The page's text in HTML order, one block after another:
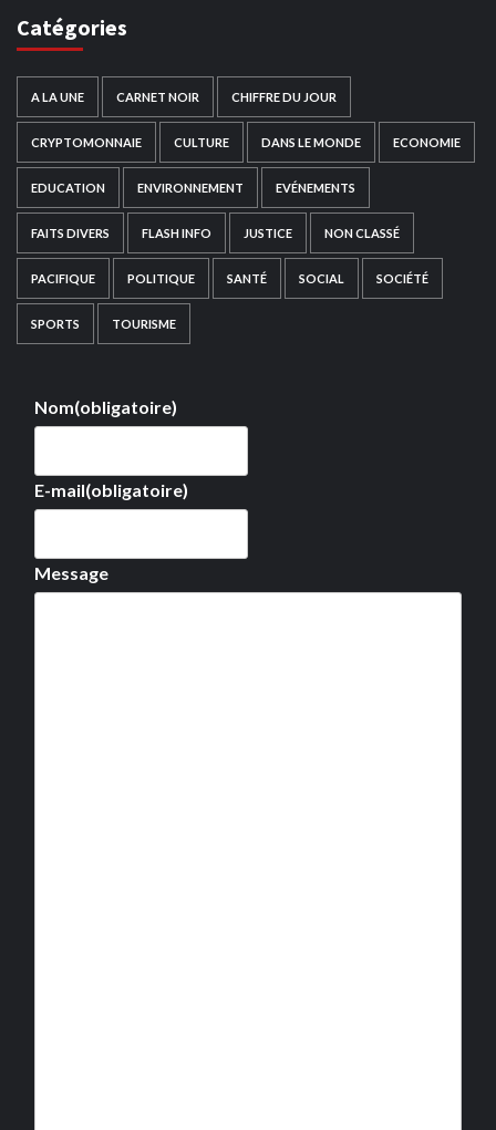
Catégories
A LA UNE CARNET NOIR CHIFFRE DU JOUR
CRYPTOMONNAIE CULTURE DANS LE MONDE ECONOMIE
EDUCATION ENVIRONNEMENT EVÉNEMENTS
FAITS DIVERS FLASH INFO JUSTICE NON CLASSÉ
PACIFIQUE POLITIQUE SANTÉ SOCIAL SOCIÉTÉ
SPORTS TOURISME
Nom(obligatoire)
E-mail(obligatoire)
Message